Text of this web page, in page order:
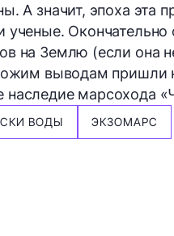
А значит, эпоха эта
Окончательно
на Землю (если она
выводам пришли
наследие марсохода
ВОДЫ ЭКЗОМАРС